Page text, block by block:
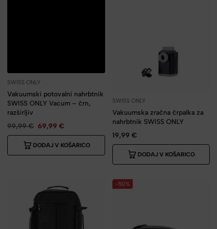
SWISS ONLY
Vakuumski potovalni nahrbtnik
SWISS ONLY Vacum – črn,
razširljiv
99,99€ 69,99 €
DODAJ V KOŠARICO
SWISS ONLY
Vakuumska zračna črpalka za
nahrbtnik SWISS ONLY
19,99 €
DODAJ V KOŠARICO
-50%